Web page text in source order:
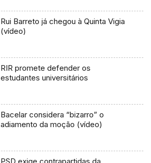
Rui Barreto já chegou à Quinta Vigia
(vídeo)
RIR promete defender os
estudantes universitários
Bacelar considera “bizarro” o
adiamento da moção (vídeo)